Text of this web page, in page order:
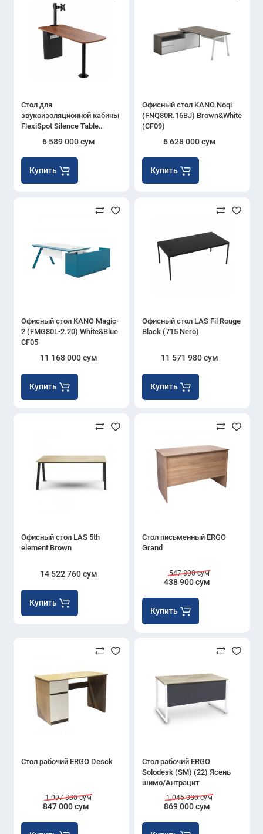
Стол для
звукоизоляционной кабины
FlexiSpot Silence Table
Wooden (black DLB110)
6 589 000 сум
Купить
Офисный стол KANO Noqi
(FNQ80R.16BJ) Brown&White
(CF09)
6 628 000 сум
Купить
Офисный стол KANO Magic-
2 (FMG80L-2.20) White&Blue
CF05
11 168 000 сум
Купить
Офисный стол LAS Fil Rouge
Black (715 Nero)
11 571 980 сум
Купить
Офисный стол LAS 5th
element Brown
14 522 760 сум
Купить
Стол письменный ERGO
Grand
438 900 сум
547 800 сум
Купить
Стол рабочий ERGO Desck
847 000 сум
1 097 800 сум
Стол рабочий ERGO
Solodesk (SM) (22) Ясень
шимо/Антрацит
869 000 сум
1 045 000 сум